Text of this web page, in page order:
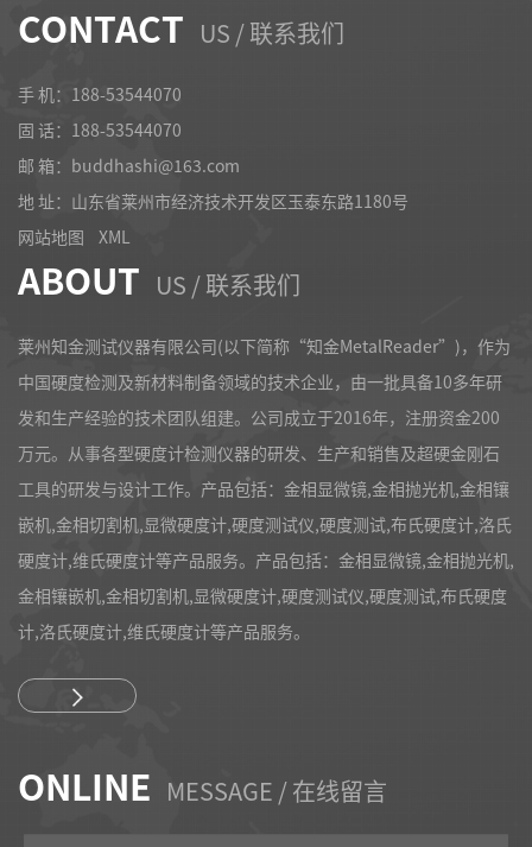
CONTACT US / 联系我们
手 机：188-53544070
固 话： 188-53544070
邮 箱：buddhashi@163.com
地 址：山东省莱州市经济技术开发区玉泰东路1180号
网站地图
XML
ABOUT US / 联系我们
莱州知金测试仪器有限公司(以下简称“知金MetalReader”)，作为
中国硬度检测及新材料制备领域的技术企业，由一批具备10多年研
发和生产经验的技术团队组建。公司成立于2016年，注册资金200
万元。从事各型硬度计检测仪器的研发、生产和销售及超硬金刚石
工具的研发与设计工作。产品包括：金相显微镜,金相抛光机,金相镶
嵌机,金相切割机,显微硬度计,硬度测试仪,硬度测试,布氏硬度计,洛氏
硬度计,维氏硬度计等产品服务。产品包括：金相显微镜,金相抛光机,
金相镶嵌机,金相切割机,显微硬度计,硬度测试仪,硬度测试,布氏硬度
计,洛氏硬度计,维氏硬度计等产品服务。
ONLINE MESSAGE / 在线留言